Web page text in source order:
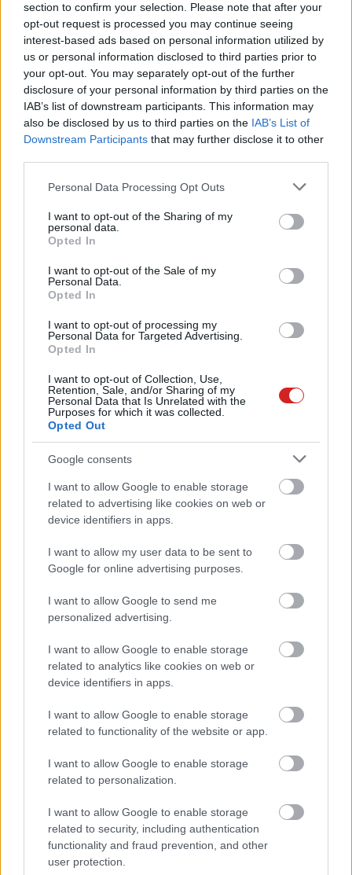
section to confirm your selection. Please note that after your
opt-out request is processed you may continue seeing
interest-based ads based on personal information utilized by
us or personal information disclosed to third parties prior to
your opt-out. You may separately opt-out of the further
disclosure of your personal information by third parties on the
IAB’s list of downstream participants. This information may
also be disclosed by us to third parties on the IAB’s List of
Downstream Participants that may further disclose it to other
Please note that this website/app uses one or more Google
not limited to your visit or usage behaviour. You may click to
grant or deny consent to Google and its third-party tags to
use your data for below specified purposes in below Google
consent section.
Personal Data Processing Opt Outs
I want to opt-out of the Sharing of my
personal data.
Opted In
I want to opt-out of the Sale of my
Personal Data.
Opted In
I want to opt-out of processing my
Personal Data for Targeted Advertising.
Opted In
I want to opt-out of Collection, Use,
Retention, Sale, and/or Sharing of my
Personal Data that Is Unrelated with the
Purposes for which it was collected.
Opted Out
Google consents
I want to allow Google to enable storage
related to advertising like cookies on web or
device identifiers in apps.
I want to allow my user data to be sent to
Google for online advertising purposes.
I want to allow Google to send me
personalized advertising.
I want to allow Google to enable storage
related to analytics like cookies on web or
device identifiers in apps.
I want to allow Google to enable storage
related to functionality of the website or app.
I want to allow Google to enable storage
related to personalization.
I want to allow Google to enable storage
related to security, including authentication
functionality and fraud prevention, and other
user protection.
Nem egyedi eset volt: más
OpenAI-ügynökök is kijuthattak az
elszigetelt tesztkörnyezetből
Egyetlen szuperappba gyúrja
össze az összes mesterséges
intelligenciáját a Microsoft
A ChatGPT új felhasználói
rekordja valójában az AI őrület
PCW.lite| 2026.07.31 10:11
készült tartalmakat az EU-ban
PCW.lite| 2026.07.30 21:49
fejlesztésének lassításáért
könyörögnek a kutatók
PCW.lite| 2026.07.29 14:35
Mindenhova beköltözik a Meta AI,
van
PCW.lite| 2026.07.29 06:15
Annyira megijesztette a
techóriásokat a renitens OpenAI-
PCW.lite | 2026.07.28 21:14
Az AI cégek szó szerint
hogy azzal tanítsák a modelljeiket
PCW.lite| 2026.07.28 18:59
Az OpenAI épp 500 milliárd
dollárért húzna fel egy új
szeretné, ha az Nvidia állná a
cehhet
PCW.lite| 2026.07.28 13:42